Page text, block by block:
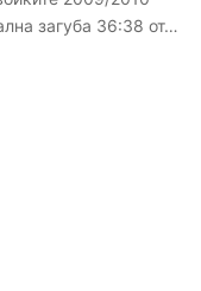
загуба 36:38 от…